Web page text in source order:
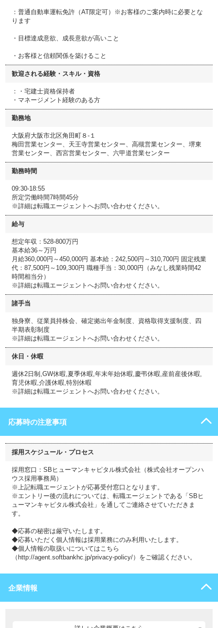
：普通自動車運転免許（AT限定可）※お客様のご案内時に必要とな
ります
・目標達成意欲、成長意欲が高いこと
・お客様と信頼関係を築けること
歓迎される経験・スキル・資格
：・宅建士資格保持者
・マネージメント経験のある方
勤務地
大阪府大阪市北区角田町８-１
梅田営業センター、天王寺営業センター、高槻営業センター、堺東
営業センター、西宮営業センター、六甲道営業センター
勤務時間
09:30-18:55
所定労働時間7時間45分
※詳細は転職エージェントへお問い合わせください。
給与
想定年収：528-800万円
基本給36～万円
月給360,000円～450,000円 基本給：242,500円～310,700円 固定残業
代：87,500円～109,300円 職種手当：30,000円（みなし残業時間42
時間相当分）
※詳細は転職エージェントへお問い合わせください。
諸手当
独身寮、従業員持株会、確定拠出年金制度、資格取得支援制度、四
半期表彰制度
※詳細は転職エージェントへお問い合わせください。
休日・休暇
週休2日制,GW休暇,夏季休暇,年末年始休暇,慶弔休暇,産前産後休暇,
育児休暇,介護休暇,特別休暇
※詳細は転職エージェントへお問い合わせください。
応募時の注意事項
採用スケジュール・プロセス
採用窓口：SBヒューマンキャピタル株式会社（株式会社オープンハ
ウス採用事務局）
※上記転職エージェントが応募受付窓口となります。
※エントリー後の流れについては、転職エージェントである「SBヒ
ューマンキャピタル株式会社」を通してご連絡させていただきま
す。
◆応募の秘密は厳守いたします。
◆応募いただく個人情報は採用業務にのみ利用いたします。
◆個人情報の取扱いについてはこちら
（http://agent.softbankhc.jp/privacy-policy/）をご確認ください。
企業情報